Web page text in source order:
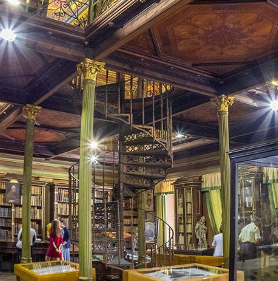
TÁMOGATÓK